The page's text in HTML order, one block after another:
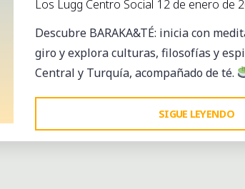
Los Lugg Centro Social 12 de enero de
Descubre BARAKA&TÉ: inicia con
giro y explora culturas, filosofías y
Central y Turquía, acompañado de té.
SIGUE LEYENDO